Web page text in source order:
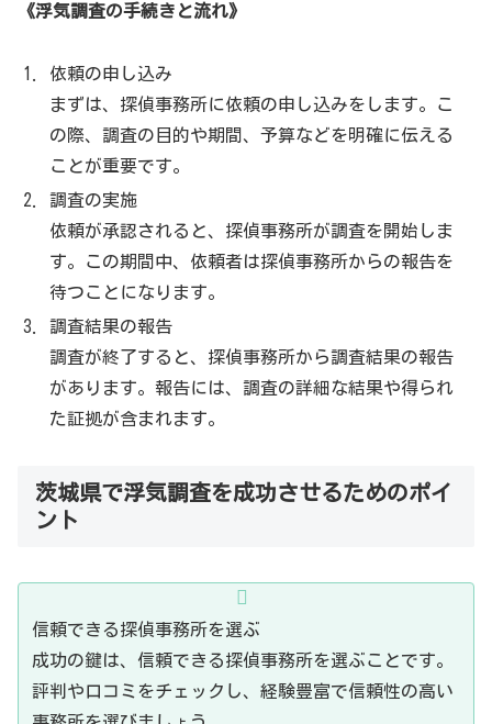
《浮気調査の手続きと流れ》
依頼の申し込み
まずは、探偵事務所に依頼の申し込みをします。こ
の際、調査の目的や期間、予算などを明確に伝える
ことが重要です。
調査の実施
依頼が承認されると、探偵事務所が調査を開始しま
す。この期間中、依頼者は探偵事務所からの報告を
待つことになります。
調査結果の報告
調査が終了すると、探偵事務所から調査結果の報告
があります。報告には、調査の詳細な結果や得られ
た証拠が含まれます。
茨城県で浮気調査を成功させるためのポイ
ント
信頼できる探偵事務所を選ぶ
成功の鍵は、信頼できる探偵事務所を選ぶことです。
評判や口コミをチェックし、経験豊富で信頼性の高い